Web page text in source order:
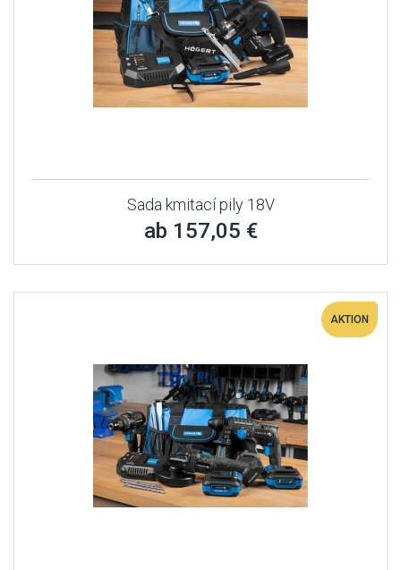
Sada kmitací pily 18V
ab 157,05 €
AKTION